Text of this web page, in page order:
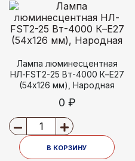
Лампа люминесцентная
НЛ-FSТ2-25 Вт-4000 К–Е27
(54х126 мм), Народная
0 ₽
В КОРЗИНУ